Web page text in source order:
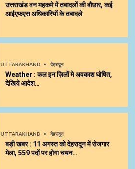
उत्तराखंड वन महकमे में तबादलों की बौछार, कई
आईएफएस अधिकारियों के तबादले
UTTARAKHAND देहरादून
Weather : कल इन ज़िलों मे अवकाश घोषित,
देखिये आदेश…
UTTARAKHAND देहरादून
बड़ी खबर : 11 अगस्त को देहरादून में रोजगार
मेला, 559 पदों पर होगा चयन…